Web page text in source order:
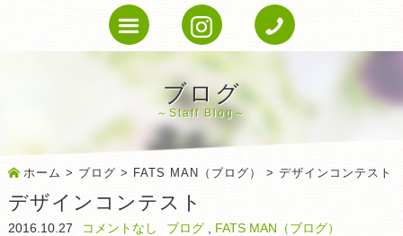
ブログ
Staff Blog
ホーム > ブログ > FATS MAN（ブログ） > デザインコンテスト
デザインコンテスト
2016.10.27 コメントなし ブログ, FATS MAN（ブログ）